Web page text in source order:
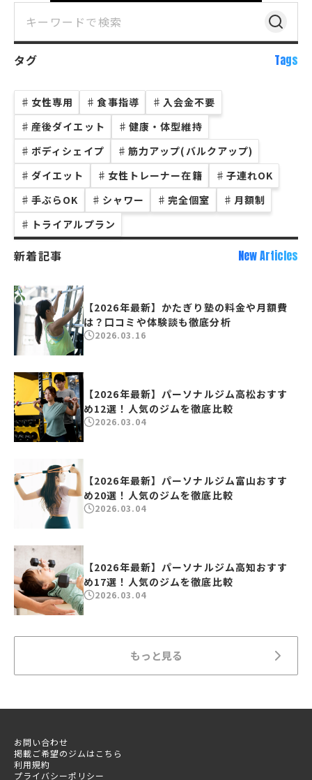
タグ Tags
♯ 女性専用 ♯ 食事指導 ♯ 入会金不要
♯ 産後ダイエット ♯ 健康・体型維持
♯ ボディシェイプ ♯ 筋力アップ(バルクアップ)
♯ ダイエット ♯ 女性トレーナー在籍 ♯ 子連れOK
♯ 手ぶらOK ♯ シャワー ♯ 完全個室 ♯ 月額制
♯ トライアルプラン
新着記事 New Articles
【2026年最新】かたぎり塾の料金や月額費
は？口コミや体験談も徹底分析
2026.03.16
【2026年最新】パーソナルジム高松おすす
め12選！人気のジムを徹底比較
2026.03.04
【2026年最新】パーソナルジム富山おすす
め20選！人気のジムを徹底比較
2026.03.04
【2026年最新】パーソナルジム高知おすす
め17選！人気のジムを徹底比較
2026.03.04
もっと見る
お問い合わせ
掲載ご希望のジムはこちら
利用規約
プライバシーポリシー